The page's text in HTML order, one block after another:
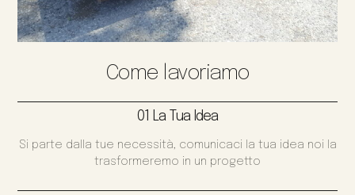
Come lavoriamo
01 La Tua Idea
Si parte dalla tue necessità, comunicaci la tua idea noi la
trasformeremo in un progetto